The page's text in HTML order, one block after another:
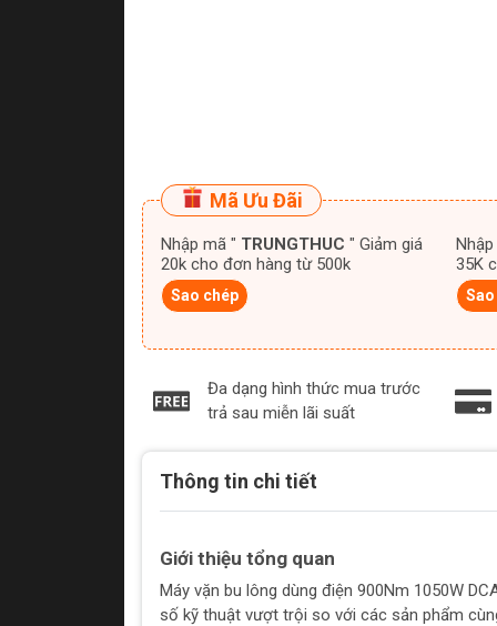
Mã Ưu Đãi
Nhập mã " TRUNGTHUC " Giảm giá
20k cho đơn hàng từ 500k
Sao chép
35K
Đa dạng hình thức mua trước
trả sau miễn lãi suất
Thông tin chi tiết
Giới thiệu tổng quan
Máy vặn bu lông dùng điện 900Nm 1050W
số kỹ thuật vượt trội so với các sản phẩm